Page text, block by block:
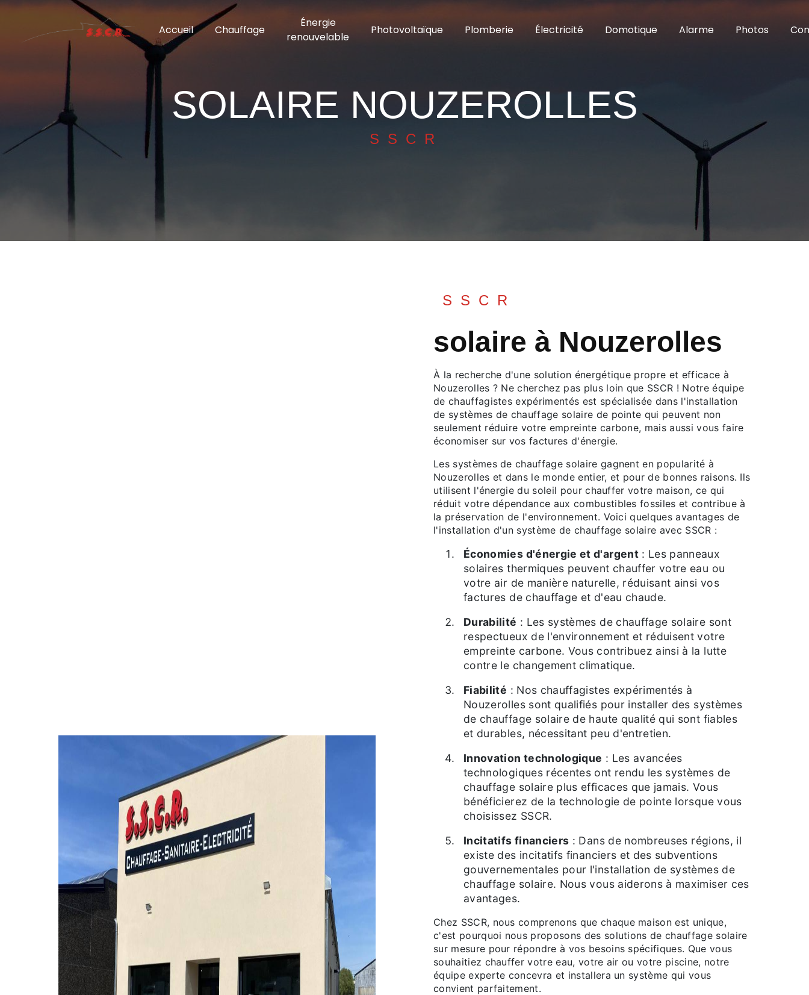
Accueil Chauffage
Énergie
renouvelable
Photovoltaïque Plomberie Électricité Domotique Alarme Photos
SOLAIRE NOUZEROLLES
SSCR
SSCR
solaire à Nouzerolles
À la recherche d'une solution énergétique propre et efficace à
Nouzerolles ? Ne cherchez pas plus loin que SSCR ! Notre équipe
de chauffagistes expérimentés est spécialisée dans l'installation
de systèmes de chauffage solaire de pointe qui peuvent non
seulement réduire votre empreinte carbone, mais aussi vous faire
économiser sur vos factures d'énergie.
Les systèmes de chauffage solaire gagnent en popularité à
Nouzerolles et dans le monde entier, et pour de bonnes raisons. Ils
utilisent l'énergie du soleil pour chauffer votre maison, ce qui
réduit votre dépendance aux combustibles fossiles et contribue à
la préservation de l'environnement. Voici quelques avantages de
l'installation d'un système de chauffage solaire avec SSCR :
Économies d'énergie et d'argent: Les panneaux
solaires thermiques peuvent chauffer votre eau ou
votre air de manière naturelle, réduisant ainsi vos
factures de chauffage et d'eau chaude.
Durabilité : Les systèmes de chauffage solaire sont
respectueux de l'environnement et réduisent votre
empreinte carbone. Vous contribuez ainsi à la lutte
contre le changement climatique.
Fiabilité : Nos chauffagistes expérimentés à
Nouzerolles sont qualifiés pour installer des systèmes
de chauffage solaire de haute qualité qui sont fiables
et durables, nécessitant peu d'entretien.
Innovation technologique : Les avancées
technologiques récentes ont rendu les systèmes de
chauffage solaire plus efficaces que jamais. Vous
bénéficierez de la technologie de pointe lorsque vous
choisissez SSCR.
Incitatifs financiers : Dans de nombreuses régions, il
existe des incitatifs financiers et des subventions
gouvernementales pour l'installation de systèmes de
chauffage solaire. Nous vous aiderons à maximiser ces
avantages.
Chez SSCR, nous comprenons que chaque maison est unique,
c'est pourquoi nous proposons des solutions de chauffage solaire
sur mesure pour répondre à vos besoins spécifiques. Que vous
souhaitiez chauffer votre eau, votre air ou votre piscine, notre
équipe experte concevra et installera un système qui vous
convient parfaitement.
Panneau de gestion des cookies